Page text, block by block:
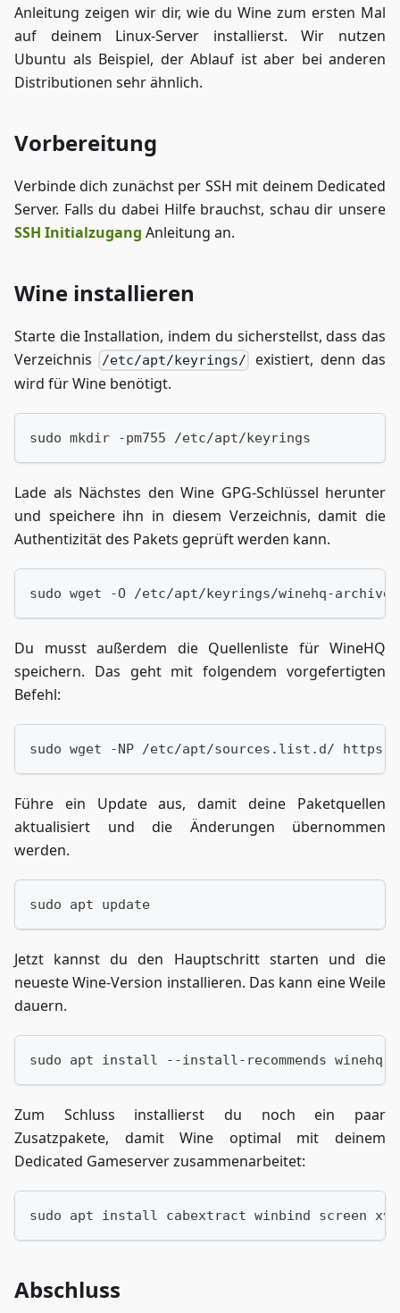
Anleitung zeigen wir dir, wie du Wine zum ersten Mal
auf deinem Linux-Server installierst. Wir nutzen
Ubuntu als Beispiel, der Ablauf ist aber bei anderen
Distributionen sehr ähnlich.
Vorbereitung
Verbinde dich zunächst per SSH mit deinem Dedicated
Server. Falls du dabei Hilfe brauchst, schau dir unsere
SSH Initialzugang Anleitung an.
Wine installieren
Starte die Installation, indem du sicherstellst, dass das
Verzeichnis
/etc/apt/keyrings/
existiert, denn das
wird für Wine benötigt.
sudo mkdir -pm755 /etc/apt/keyrings
Lade als Nächstes den Wine GPG-Schlüssel herunter
und speichere ihn in diesem Verzeichnis, damit die
Authentizität des Pakets geprüft werden kann.
sudo wget -O /etc/apt/keyrings/winehq-
Du musst außerdem die Quellenliste für WineHQ
speichern. Das geht mit folgendem vorgefertigten
Befehl:
sudo wget -NP /etc/apt/sources.list.d/
Führe ein Update aus, damit deine Paketquellen
aktualisiert und die Änderungen übernommen
werden.
sudo apt update
Jetzt kannst du den Hauptschritt starten und die
neueste Wine-Version installieren. Das kann eine Weile
dauern.
sudo apt install --install-recommends winehq-
Zum Schluss installierst du noch ein paar
Zusatzpakete, damit Wine optimal mit deinem
Dedicated Gameserver zusammenarbeitet:
sudo apt install cabextract winbind screen
Abschluss